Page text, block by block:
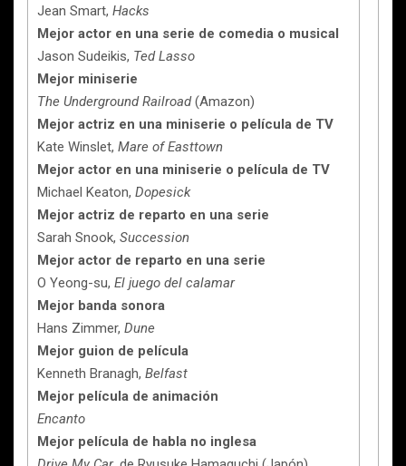
Jean Smart, Hacks
Mejor actor en una serie de comedia o musical
Jason Sudeikis, Ted Lasso
Mejor miniserie
The Underground Railroad(Amazon)
Mejor actriz en una miniserie o película de TV
Kate Winslet, Mare of Easttown
Mejor actor en una miniserie o película de TV
Michael Keaton, Dopesick
Mejor actriz de reparto en una serie
Sarah Snook, Succession
Mejor actor de reparto en una serie
O Yeong-su, El juego del calamar
Mejor banda sonora
Hans Zimmer, Dune
Mejor guion de película
Kenneth Branagh, Belfast
Mejor película de animación
Encanto
Mejor película de habla no inglesa